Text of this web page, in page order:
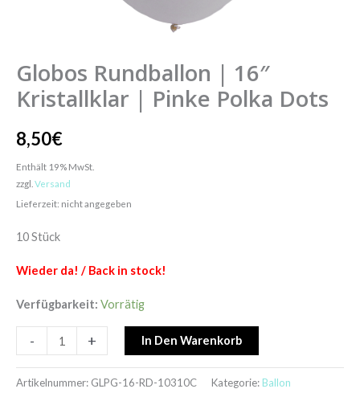
Globos Rundballon | 16″
Kristallklar | Pinke Polka Dots
8,50€
Enthält 19% MwSt.
zzgl. Versand
Lieferzeit: nicht angegeben
10 Stück
Wieder da! / Back in stock!
Verfügbarkeit: Vorrätig
- + In Den Warenkorb
Artikelnummer: GLPG-16-RD-10310C Kategorie: Ballon